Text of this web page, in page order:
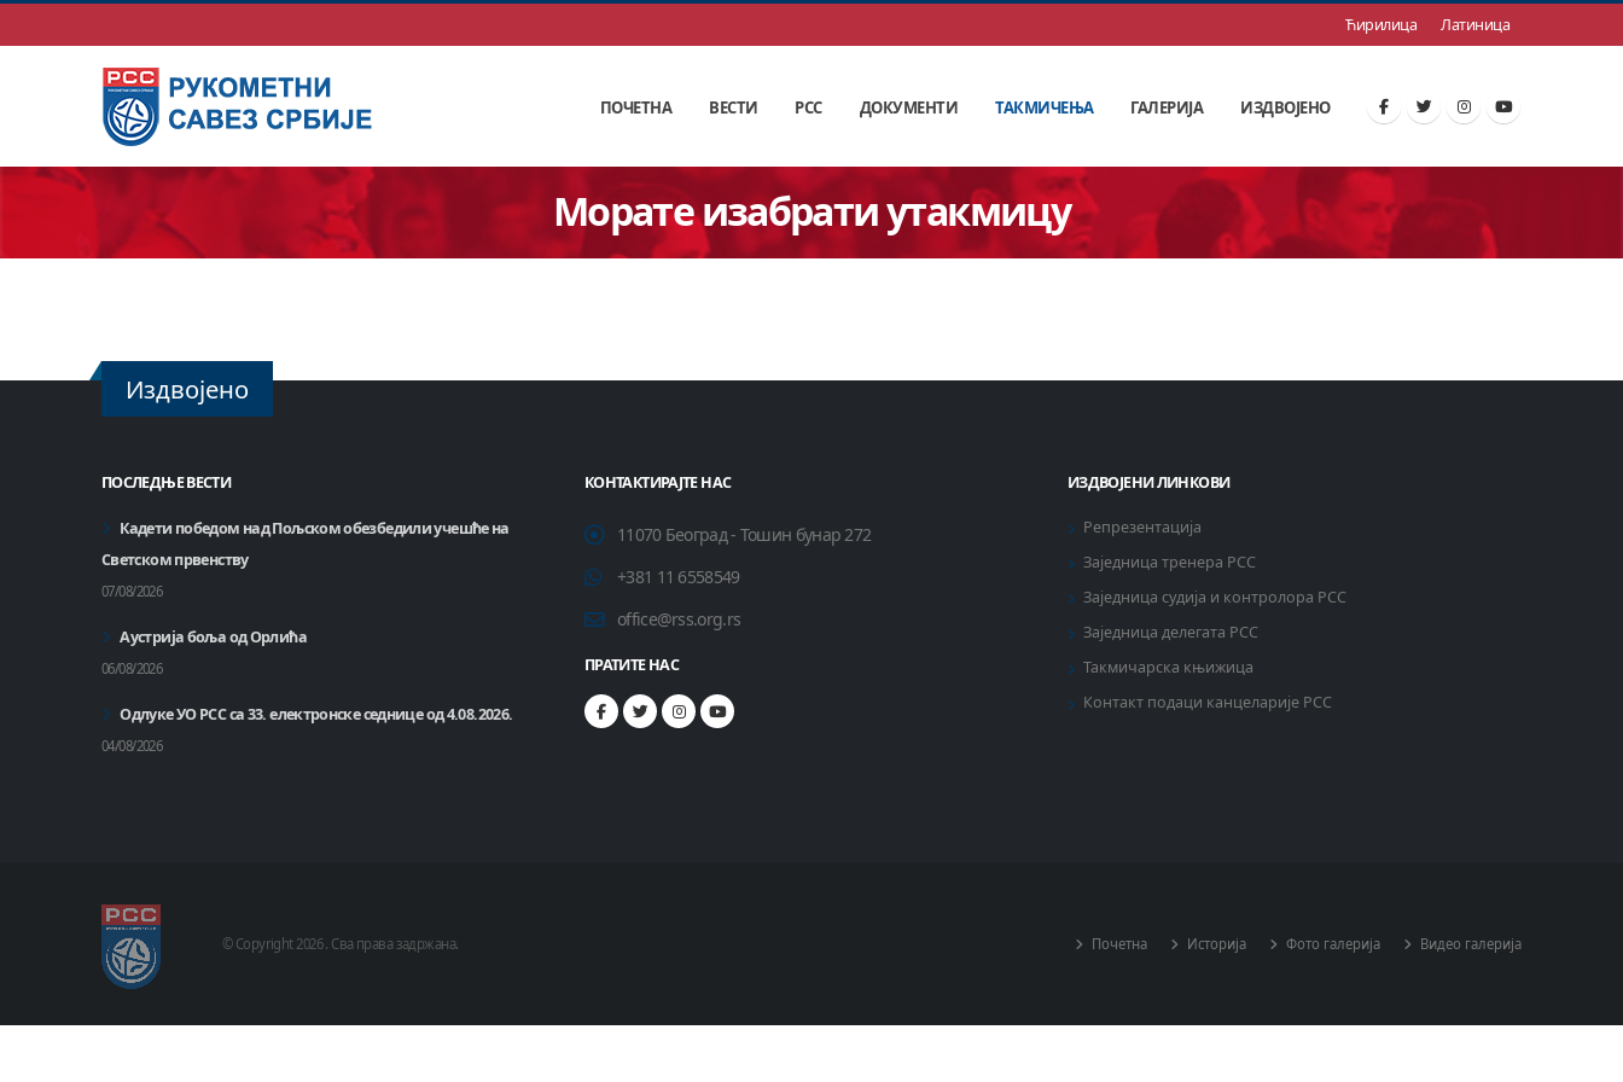
Ћирилица Латиница
ПОЧЕТНА ВЕСТИ РСС ДОКУМЕНТИ ТАКМИЧЕЊА ГАЛЕРИЈА ИЗДВОЈЕНО
Морате изабрати утакмицу
Издвојено
ПОСЛЕДЊЕ ВЕСТИ
Кадети победом над Пољском обезбедили учешће на
Светском првенству
07/08/2026
Аустрија боља од Орлића
06/08/2026
Одлуке УО РСС са 33. електронске седнице од 4.08.2026.
04/08/2026
КОНТАКТИРАЈТЕ НАС
11070 Београд - Тошин бунар 272
+381 11 6558549
office@rss.org.rs
ПРАТИТЕ НАС
ИЗДВОЈЕНИ ЛИНКОВИ
Репрезентација
Заједница тренера РСС
Заједница судија и контролора РСС
Заједница делегата РСС
Такмичарска књижица
Контакт подаци канцеларије РСС
© Copyright 2026 . Сва права задржана. Почетна Историја Фото галерија Видео галерија